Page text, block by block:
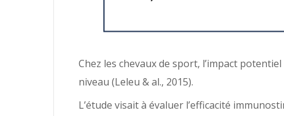
Chez les chevaux de sport, l’impact
niveau (Leleu & al., 2015).
L’étude visait à évaluer l’efficacité